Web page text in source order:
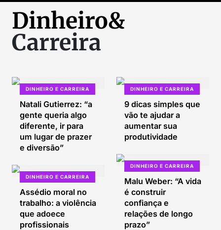
Dinheiro&
Carreira
DINHEIRO E CARREIRA
Natali Gutierrez: “a
gente queria algo
diferente, ir para
um lugar de prazer
e diversão”
DINHEIRO E CARREIRA
Assédio moral no
trabalho: a violência
que adoece
profissionais
DINHEIRO E CARREIRA
9 dicas simples que
vão te ajudar a
aumentar sua
produtividade
DINHEIRO E CARREIRA
Malu Weber: “A vida
é construir
confiança e
relações de longo
prazo”